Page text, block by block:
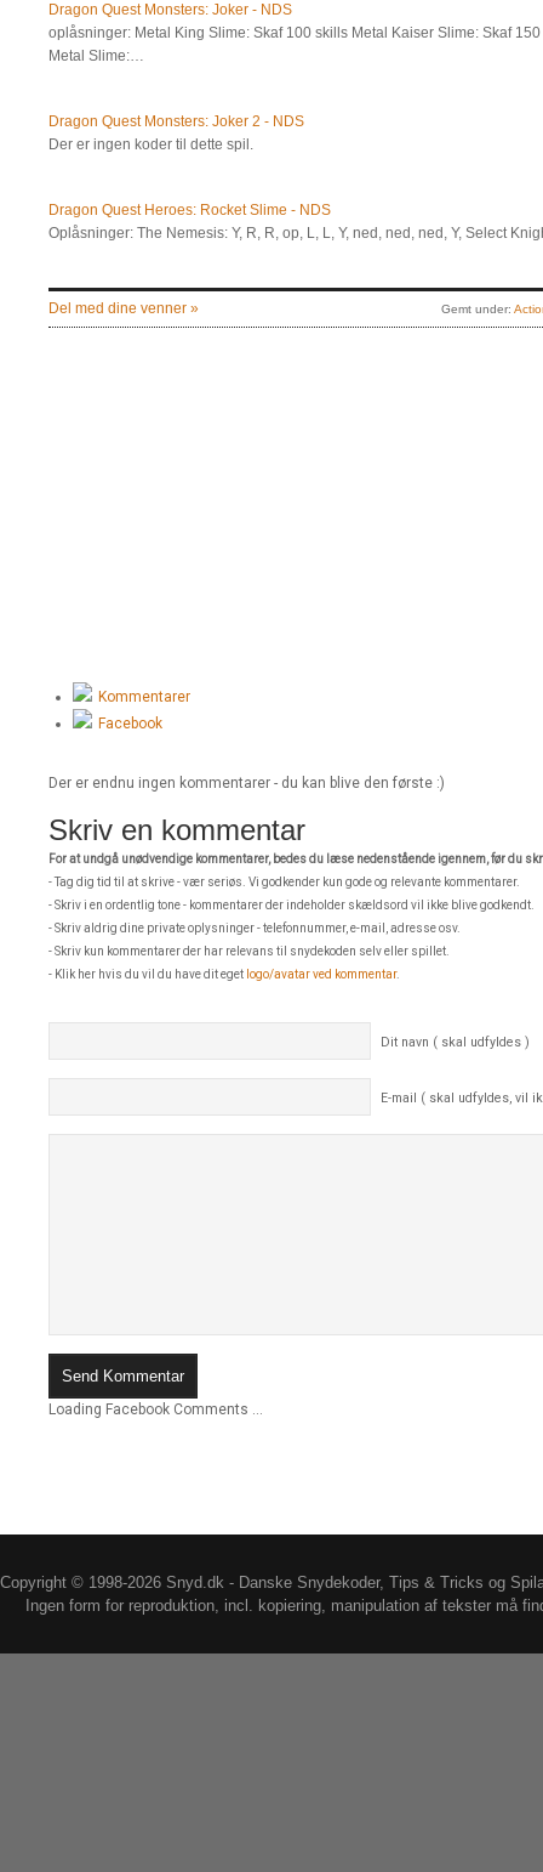
Dragon Quest Monsters: Joker - NDS
oplåsninger: Metal King Slime: Skaf 100 skills Metal Kaiser Slime: Skaf
Metal Slime:…
Dragon Quest Monsters: Joker 2 - NDS
Der er ingen koder til dette spil.
Dragon Quest Heroes: Rocket Slime - NDS
Oplåsninger: The Nemesis: Y, R, R, op, L, L, Y, ned, ned, ned, Y, Select
Del med dine venner » Gemt under:
Kommentarer
Facebook
Der er endnu ingen kommentarer - du kan blive den første :)
Skriv en kommentar
For at undgå unødvendige kommentarer, bedes du læse nedenstående igennem, før du
- Tag dig tid til at skrive - vær seriøs. Vi godkender kun gode og relevante kommentarer.
- Skriv i en ordentlig tone - kommentarer der indeholder skældsord vil ikke blive godkendt.
- Skriv aldrig dine private oplysninger - telefonnummer, e-mail, adresse osv.
- Skriv kun kommentarer der har relevans til snydekoden selv eller spillet.
- Klik her hvis du vil du have dit eget logo/avatar ved kommentar.
Dit navn ( skal udfyldes )
E-mail ( skal udfyldes, vil
Loading Facebook Comments ...
Copyright © 1998-2026 Snyd.dk - Danske Snydekoder, Tips & Tricks og
Ingen form for reproduktion, incl. kopiering, manipulation af tekster må